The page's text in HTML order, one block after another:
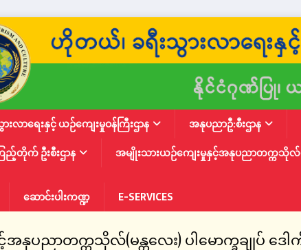
လာရေးနှင့် ယဉ်ကျေးမှုဝန်ကြီးဌာန အနုပညာဦ:စီးဌာန
တိုက် ဦးစီးဌာန
အမျိုးသားယဉ်ကျေးမှုနှင့်အနုပညာတက္ကသိုလ်မ
ဆောင်းပါးကဏ္ဍ E-SERVICES
အနုပညာတက္ကသိုလ်(မန္တလေး) ပါမောက္ခချုပ်